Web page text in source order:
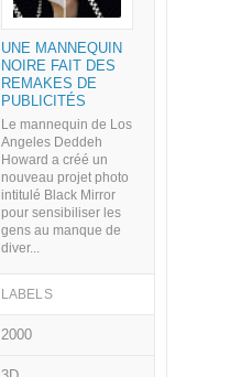
UNE MANNEQUIN
NOIRE FAIT DES
REMAKES DE
PUBLICITÉS
Le mannequin de Los
Angeles Deddeh
Howard a créé un
nouveau projet photo
intitulé Black Mirror
pour sensibiliser les
gens au manque de
diver...
LABELS
2000